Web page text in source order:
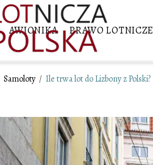
AWIONIKA PRAWO LOTNICZE
Samoloty / Ile trwa lot do Lizbony z Polski?